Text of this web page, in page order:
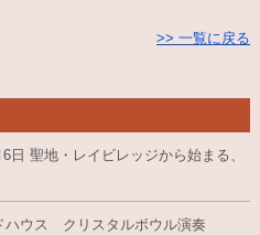
>> 一覧に戻る
日 聖地・レイビレッジから始まる、
ハウス クリスタルボウル演奏